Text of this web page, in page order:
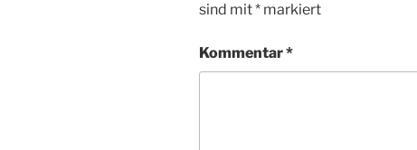
sind mit* markiert
Kommentar*